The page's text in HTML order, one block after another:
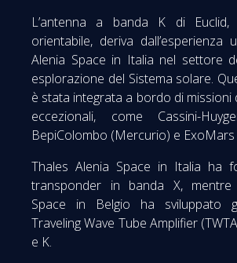
L’antenna a banda K di Euclid,
orientabile, deriva dall’esperienza
Alenia Space in Italia nel settore
esplorazione del Sistema solare.
è stata integrata a bordo di missioni
eccezionali, come Cassini-
BepiColombo (Mercurio) e
Thales Alenia Space in Italia ha
transponder in banda X, mentre
Space in Belgio ha sviluppato
Traveling Wave Tube Amplifier
e K.